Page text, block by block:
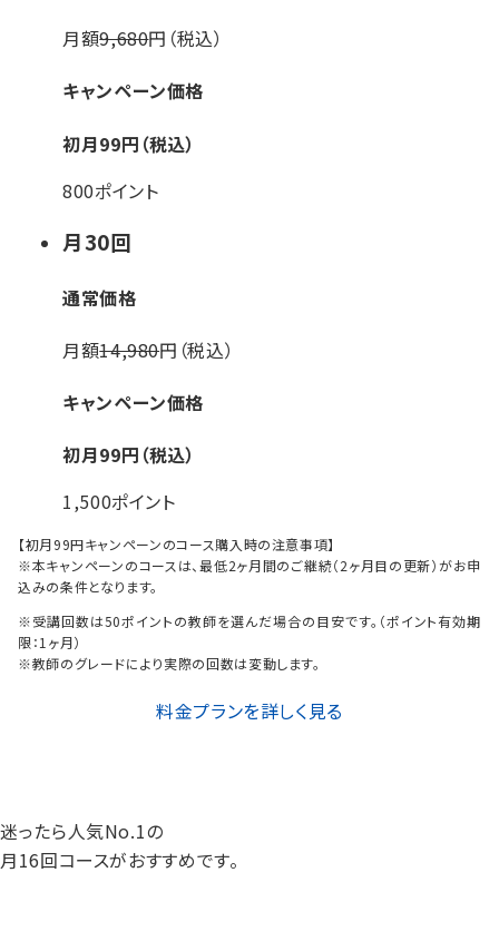
月額9,680円（税込）
キャンペーン価格
初月99円（税込）
800ポイント
月30回
通常価格
月額14,980円（税込）
キャンペーン価格
初月99円（税込）
1,500ポイント
【初月99円キャンペーンのコース購入時の注意事項】
※本キャンペーンのコースは、最低2ヶ月間のご継続（2ヶ月目の更新）がお申
込みの条件となります。
※受講回数は50ポイントの教師を選んだ場合の目安です。（ポイント有効期
限：1ヶ月）
※教師のグレードにより実際の回数は変動します。
料金プランを詳しく見る
迷ったら人気No.1の
月16回コースがおすすめです。